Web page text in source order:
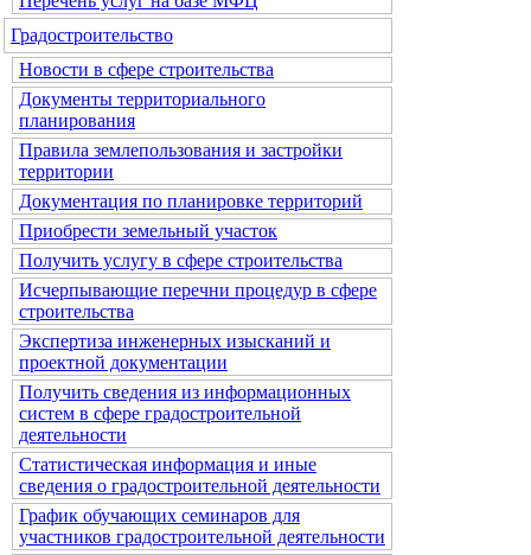
Градостроительство
Новости в сфере строительства
Документы территориального
планирования
Правила землепользования и застройки
территории
Документация по планировке территорий
Приобрести земельный участок
Получить услугу в сфере строительства
Исчерпывающие перечни процедур в сфере
строительства
Экспертиза инженерных изысканий и
проектной документации
Получить сведения из информационных
систем в сфере градостроительной
деятельности
Статистическая информация и иные
сведения о градостроительной деятельности
График обучающих семинаров для
участников градостроительной деятельности